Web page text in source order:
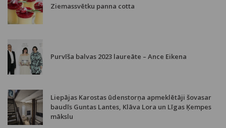
Ziemassvētku panna cotta
Purvīša balvas 2023 laureāte – Ance Eikena
Liepājas Karostas ūdenstorņa apmeklētāji šovasar
baudīs Guntas Lantes, Klāva Lora un Līgas Ķempes
mākslu